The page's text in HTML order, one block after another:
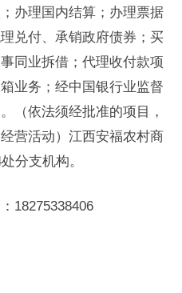
办理国内结算；办理票据
兑付、承销政府债券；买
同业拆借；代理收付款项
业务；经中国银行业监督
（依法须经批准的项目，
营活动）江西安福农村商
分支机构。
18275338406